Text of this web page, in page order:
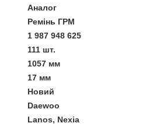
Аналог
Ремінь ГРМ
1 987 948 625
111 шт.
1057 мм
17 мм
Новий
Daewoo
Lanos, Nexia